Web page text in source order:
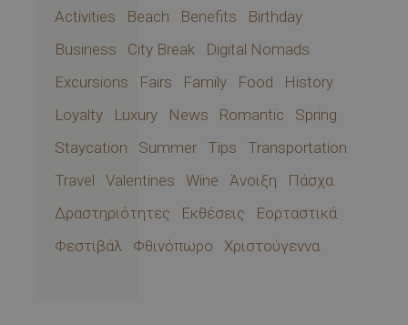
Activities Beach Benefits
Birthday
Business
City Break
Digital Nomads
Excursions
Fairs Family Food
History
Loyalty
Luxury News Romantic
Spring
Staycation
Summer Tips
Transportation
Travel
Valentines Wine Άνοιξη
Πάσχα
Δραστηριότητες
Εκθέσεις
Εορταστικά
Φεστιβάλ
Φθινόπωρο Χριστούγεννα